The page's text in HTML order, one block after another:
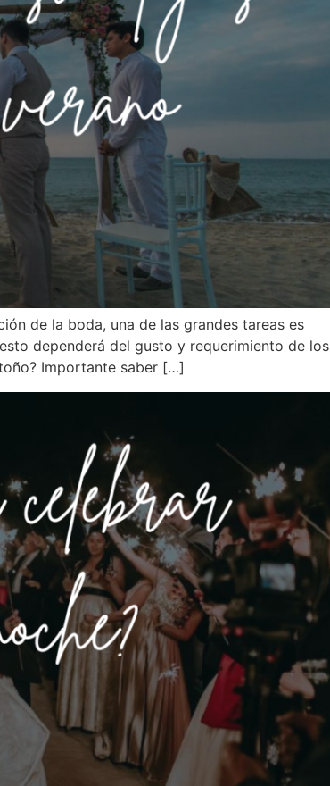
de la boda, una de las grandes tareas es
dependerá del gusto y requerimiento de los
Importante saber […]